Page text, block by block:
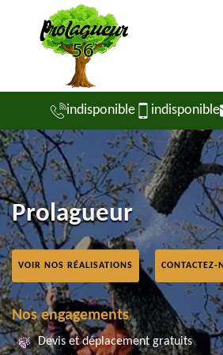
indisponible indisponible
Prolagueur
VOIR NOS RÉALISATIONS CONTACTEZ-
Nos engagements
Devis et déplacement gratuits